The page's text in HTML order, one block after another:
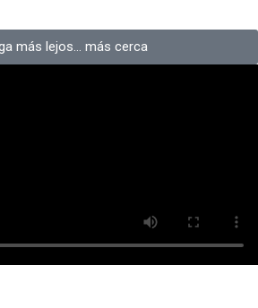
más lejos… más cerca